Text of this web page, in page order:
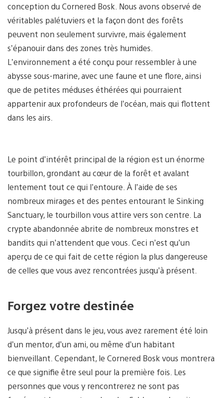
conception du Cornered Bosk. Nous avons observé de
véritables palétuviers et la façon dont des forêts
peuvent non seulement survivre, mais également
s’épanouir dans des zones très humides.
L’environnement a été conçu pour ressembler à une
abysse sous-marine, avec une faune et une flore, ainsi
que de petites méduses éthérées qui pourraient
appartenir aux profondeurs de l’océan, mais qui flottent
dans les airs.
Le point d’intérêt principal de la région est un énorme
tourbillon, grondant au cœur de la forêt et avalant
lentement tout ce qui l’entoure. À l’aide de ses
nombreux mirages et des pentes entourant le Sinking
Sanctuary, le tourbillon vous attire vers son centre. La
crypte abandonnée abrite de nombreux monstres et
bandits qui n’attendent que vous. Ceci n’est qu’un
aperçu de ce qui fait de cette région la plus dangereuse
de celles que vous avez rencontrées jusqu’à présent.
Forgez votre destinée
Jusqu’à présent dans le jeu, vous avez rarement été loin
d’un mentor, d’un ami, ou même d’un habitant
bienveillant. Cependant, le Cornered Bosk vous montrera
ce que signifie être seul pour la première fois. Les
personnes que vous y rencontrerez ne sont pas